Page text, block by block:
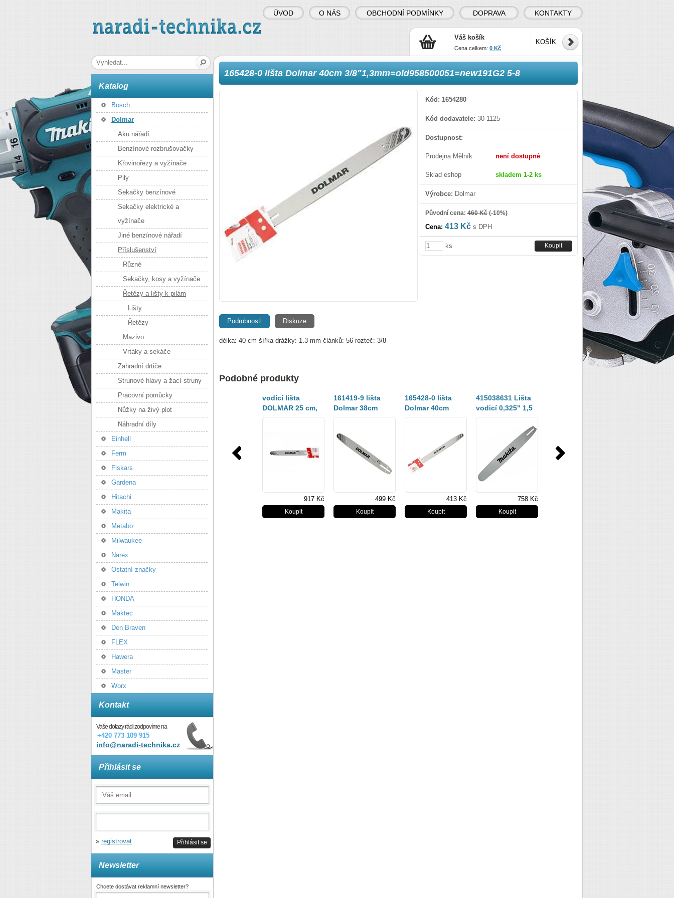
naradi-technika.cz
165428-0 lišta Dolmar 40cm 3/8"1,3mm=old958500051=new191G2 5-8
Kód: 1654280
Kód dodavatele: 30-1125
Dostupnost:
Prodejna Mělník není dostupné
Sklad eshop skladem 1-2 ks
Výrobce: Dolmar
Původní cena: 460 Kč (-10%)
Cena: 413 Kč s DPH
ks
Podrobnosti Diskuze
délka: 40 cm šířka drážky: 1.3 mm článků: 56 rozteč: 3/8
Podobné produkty
vodící lišta
DOLMAR 25 cm,
1.3 mm, 1/4, 60 čl.
917 Kč
161419-9 lišta
Dolmar 38cm
0.325"1,3mm=new191G39-
499 Kč
165428-0 lišta
Dolmar 40cm
3/8"1,3mm=old958500051=new191G2
413 Kč
415038631 Lišta
vodicí 0,325" 1,5
mm 38 cm
758 Kč
Katalog
Bosch
Dolmar
Aku nářadí
Benzínové rozbrušovačky
Křovinořezy a vyžínače
Pily
Sekačky benzínové
Sekačky elektrické a
vyžínače
Jiné benzínové nářadí
Příslušenství
Různé
Sekačky, kosy a vyžínače
Řetězy a lišty k pilám
Lišty
Řetězy
Mazivo
Vrtáky a sekáče
Zahradní drtiče
Strunové hlavy a žací struny
Pracovní pomůcky
Nůžky na živý plot
Náhradní díly
Einhell
Ferm
Fiskars
Gardena
Hitachi
Makita
Metabo
Milwaukee
Narex
Ostatní značky
Telwin
HONDA
Maktec
Den Braven
FLEX
Hawera
Master
Worx
Kontakt
Vaše dotazy rádi zodpovíme na
+420 773 109 915
info@naradi-technika.cz
Přihlásit se
Přihlásit se
» registrovat
Newsletter
Chcete dostávat reklamní newsletter?
ÚVOD O NÁS OBCHODNÍ PODMÍNKY DOPRAVA KONTAKTY
Hledaná fráze
KOŠÍK
Váš košík
Cena celkem: 0 Kč